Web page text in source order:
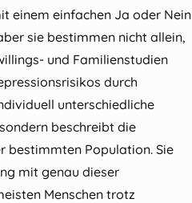
einem einfachen Ja oder Nein
sie bestimmen nicht allein,
und Familienstudien
durch
unterschiedliche
beschreibt die
bestimmten Population. Sie
mit genau dieser
Menschen trotz